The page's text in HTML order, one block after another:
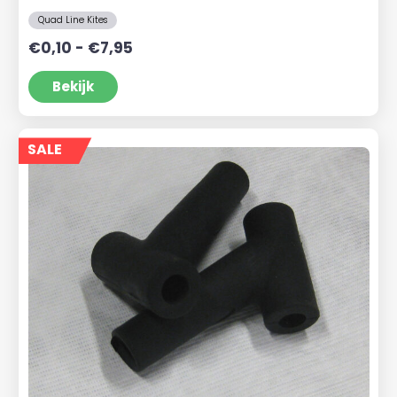
Quad Line Kites
€0,10 - €7,95Prijsklasse:
Bekijk
SALE